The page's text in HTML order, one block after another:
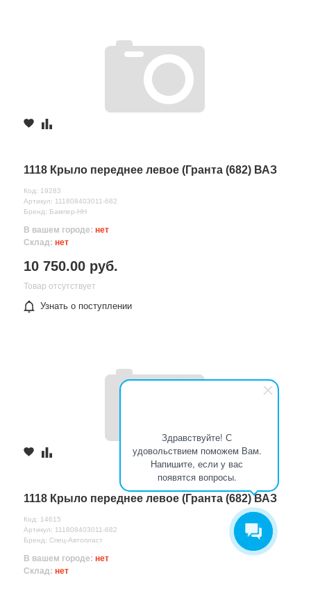
Здравствуйте! С
удовольствием поможем Вам.
Напишите, если у вас
появятся вопросы.
1118 Крыло переднее левое (Гранта (682) ВАЗ
Код: 19283
Артикул: 111808403011-682
Бренд: Бампер-НН
В вашем городе: нет
Склад: нет
10 750.00 руб.
Товар отсутствует
Узнать о поступлении
1118 Крыло переднее левое (Гранта (682) ВАЗ
Код: 14615
Артикул: 111808403011-682
Бренд: Спец-Автопласт
В вашем городе: нет
Склад: нет